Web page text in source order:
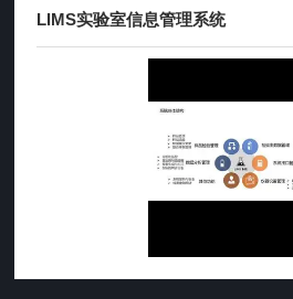
LIMS实验室信息管理系统